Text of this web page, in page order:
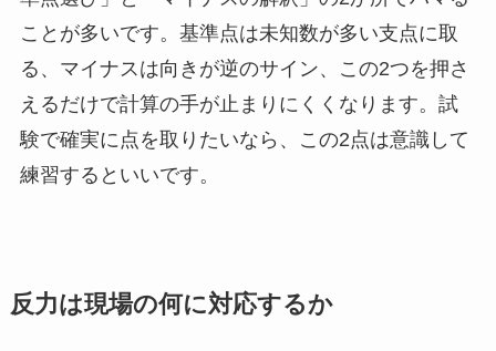
ことが多いです。基準点は未知数が多い支点に取
る、マイナスは向きが逆のサイン、この2つを押さ
えるだけで計算の手が止まりにくくなります。試
験で確実に点を取りたいなら、この2点は意識して
練習するといいです。
反力は現場の何に対応するか